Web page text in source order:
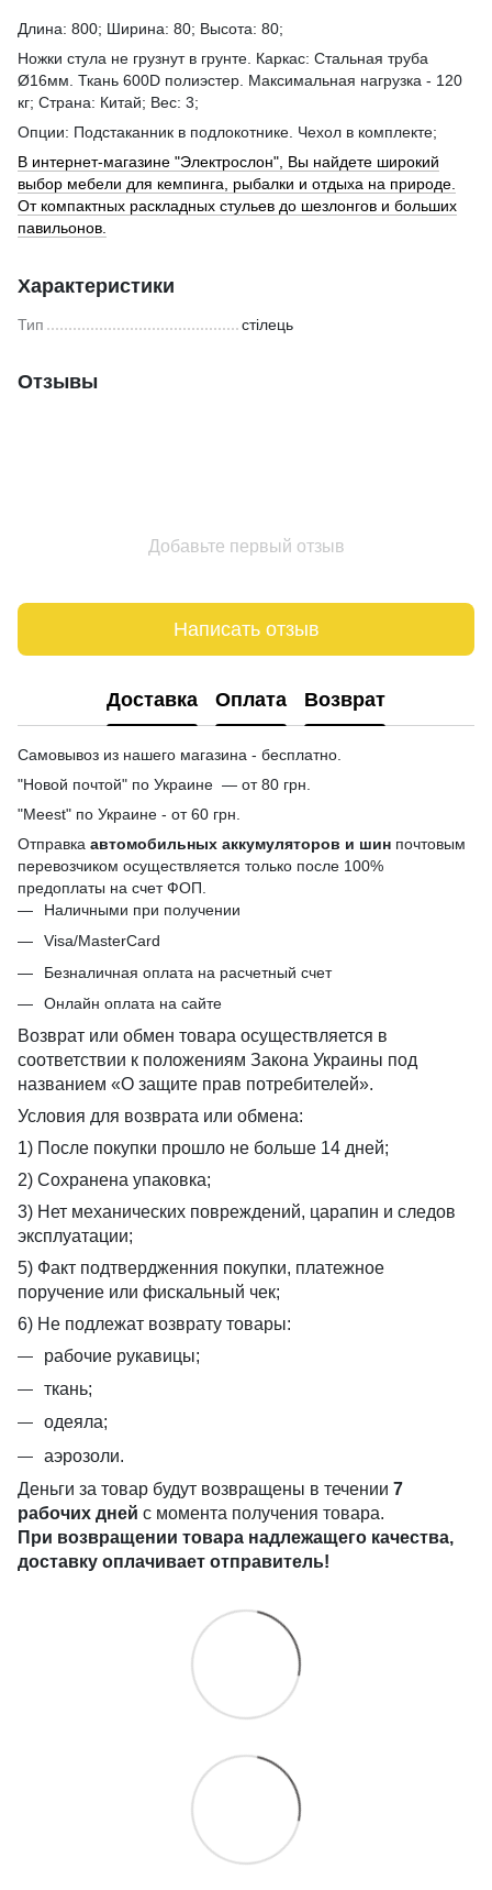
Длина: 800; Ширина: 80; Высота: 80;
Ножки стула не грузнут в грунте. Каркас: Стальная труба
Ø16мм. Ткань 600D полиэстер. Максимальная нагрузка - 120
кг; Страна: Китай; Вес: 3;
Опции: Подстаканник в подлокотнике. Чехол в комплекте;
В интернет-магазине "Электрослон", Вы найдете широкий
выбор мебели для кемпинга, рыбалки и отдыха на природе.
От компактных раскладных стульев до шезлонгов и больших
павильонов.
Характеристики
Тип стілець
Отзывы
Добавьте первый отзыв
Написать отзыв
Доставка Оплата Возврат
Самовывоз из нашего магазина - бесплатно.
"Новой почтой" по Украине — от 80 грн.
"Meest" по Украине - от 60 грн.
Отправка автомобильных аккумуляторов и шин почтовым
перевозчиком осуществляется только после 100%
предоплаты на счет ФОП.
Наличными при получении
Visa/MasterCard
Безналичная оплата на расчетный счет
Онлайн оплата на сайте
Возврат или обмен товара осуществляется в
соответствии к положениям Закона Украины под
названием «О защите прав потребителей».
Условия для возврата или обмена:
1) После покупки прошло не больше 14 дней;
2) Сохранена упаковка;
3) Нет механических повреждений, царапин и следов
эксплуатации;
5) Факт подтвердженния покупки, платежное
поручение или фискальный чек;
6) Не подлежат возврату товары:
рабочие рукавицы;
ткань;
одеяла;
аэрозоли.
Деньги за товар будут возвращены в течении 7
рабочих дней с момента получения товара.
При возвращении товара надлежащего качества,
доставку оплачивает отправитель!